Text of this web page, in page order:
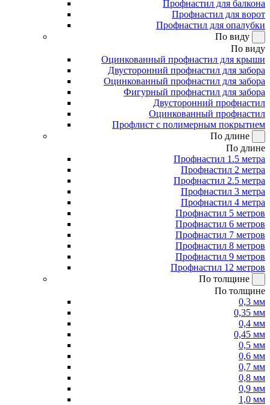
Профнастил для балкона
Профнастил для ворот
Профнастил для опалубки
По виду
По виду
Оцинкованный профнастил для крыши
Двусторонний профнастил для забора
Оцинкованный профнастил для забора
Фигурный профнастил для забора
Двусторонний профнастил
Оцинкованный профнастил
Профлист с полимерным покрытием
По длине
По длине
Профнастил 1.5 метра
Профнастил 2 метра
Профнастил 2.5 метра
Профнастил 3 метра
Профнастил 4 метра
Профнастил 5 метров
Профнастил 6 метров
Профнастил 7 метров
Профнастил 8 метров
Профнастил 9 метров
Профнастил 12 метров
По толщине
По толщине
0,3 мм
0,35 мм
0,4 мм
0,45 мм
0,5 мм
0,6 мм
0,7 мм
0,8 мм
0,9 мм
1,0 мм